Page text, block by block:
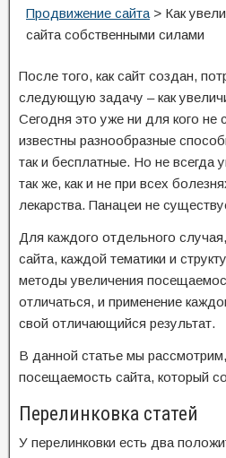
Продвижение сайта > Как
сайта собственными силами
После того, как сайт создан,
следующую задачу – как
Сегодня это уже ни для кого не
известны разнообразные
так и бесплатные. Но не всегда
так же, как и не при всех
лекарства. Панацеи не
Для каждого отдельного
сайта, каждой тематики и
методы увеличения
отличаться, и применение
свой отличающийся результат.
В данной статье мы рассмотрим,
посещаемость сайта, который
Перелинковка статей
У перелинковки есть два